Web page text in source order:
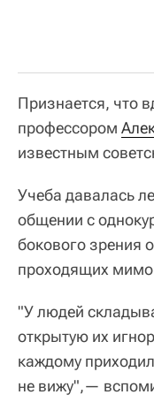
Признается, что
профессором
известным
Учеба давалась
общении с
бокового зрения
проходящих
"У людей
открытую их
каждому
не вижу",—